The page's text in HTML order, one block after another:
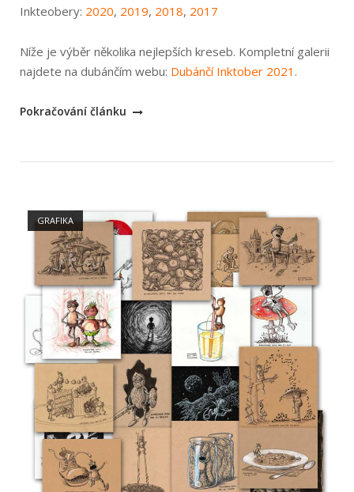
Inkteobery: 2020, 2019, 2018, 2017
Níže je výběr několika nejlepších kreseb. Kompletní galerii
najdete na dubánčím webu: Dubánčí Inktober 2021 .
„Inktober
Pokračování článku
GRAFIKA